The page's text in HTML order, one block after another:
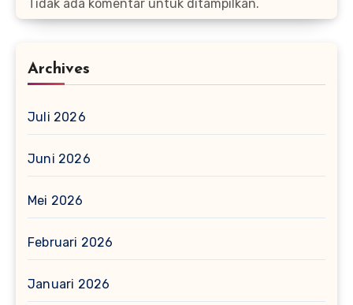
Tidak ada komentar untuk ditampilkan.
Archives
Juli 2026
Juni 2026
Mei 2026
Februari 2026
Januari 2026